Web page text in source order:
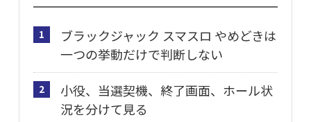
1
ブラックジャック スマスロ やめどきは
一つの挙動だけで判断しない
2
小役、当選契機、終了画面、ホール状
況を分けて見る